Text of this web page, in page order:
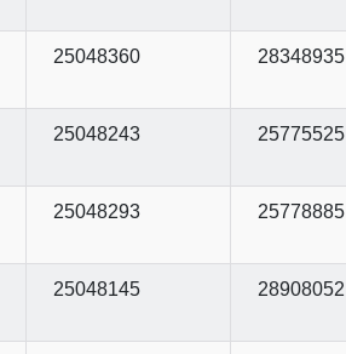
25048360 28348935
25048243 25775525
25048293 25778885
25048145 28908052